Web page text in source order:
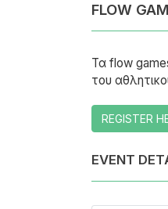
FLOW
Τα flow
του
REGISTER
EVENT